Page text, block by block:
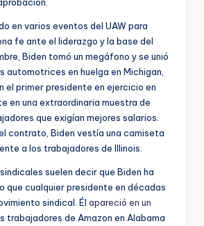
en varios eventos del UAW para
fe ante el liderazgo y la base del
Biden tomó un megáfono y se unió
automotrices en huelga en Michigan,
el primer presidente en ejercicio en
en una extraordinaria muestra de
que exigían mejores salarios.
contrato, Biden vestía una camiseta
a los trabajadores de Illinois.
suelen decir que Biden ha
que cualquier presidente en décadas
sindical. Él apareció en un
trabajadores de Amazon en Alabama